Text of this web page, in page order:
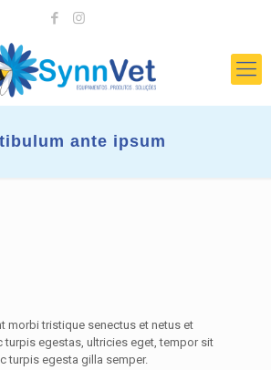
ante ipsum
morbi tristique senectus et netus et
turpis egestas, ultricies eget, tempor sit
turpis egesta gilla semper.